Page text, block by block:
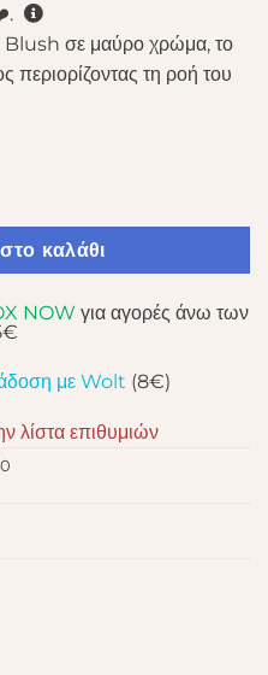
Blush σε μαύρο χρώμα, το
περιορίζοντας τη ροή του
RING BLACK ποσότητα
καλάθι
NOW για αγορές άνω των
με Wolt (8€)
λίστα επιθυμιών